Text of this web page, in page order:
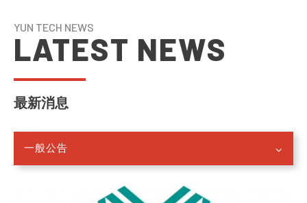
YUN TECH NEWS
LATEST NEWS
最新消息
一般公告